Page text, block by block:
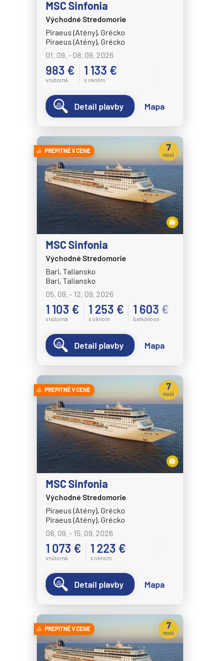
Crystal Serenity
Crystal Symphony
Cunard Line
Queen Anne
Queen Elizabeth
Queen Mary 2
Disney Cruise Line
Disney Adventure
Disney Destiny
Disney Dream
Disney Fantasy
Disney Magic
Disney Treasure
Disney Wish
Disney Wonder
Explora Journeys
Explora I
Explora II
Explora III
Explora IV
Explora V
Explora VI
Hapag-Lloyd Cruises
HANSEATIC inspiration
HANSEATIC nature
MS Bremen
MS Europa
MS Europa 2
Holland America Line
MS Eurodam
MS Nieuw Amsterdam
MS Nieuw Statendam
MS Noordam
MS Oosterdam
MS Rotterdam
MSC Sinfonia
Východné Stredomorie
Piraeus (Atény), Grécko
Piraeus (Atény), Grécko
01. 09. - 08. 09. 2026
983 €
vnútorná
1 133 €
s oknom
Detail plavby Mapa
PREPITNÉ V CENE
MSC Sinfonia
Východné Stredomorie
Bari, Taliansko
Bari, Taliansko
05. 09. - 12. 09. 2026
1 103 €
vnútorná
1 253 €
s oknom
1 603 €
balkónová
7
nocí
Detail plavby Mapa
PREPITNÉ V CENE
MSC Sinfonia
Východné Stredomorie
Piraeus (Atény), Grécko
Piraeus (Atény), Grécko
08. 09. - 15. 09. 2026
1 073 €
vnútorná
1 223 €
s oknom
7
nocí
Detail plavby Mapa
PREPITNÉ V CENE 7
nocí